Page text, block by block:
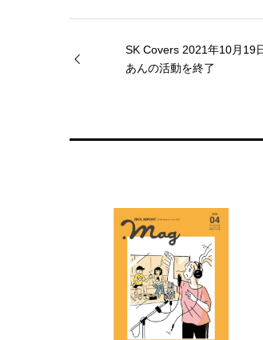
SK Covers 2021年10月19
あんの活動を終了